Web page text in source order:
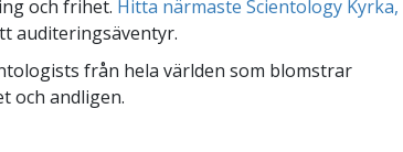
och frihet. Hitta närmaste Scientology
auditeringsäventyr.
från hela världen som blomstrar
och andligen.